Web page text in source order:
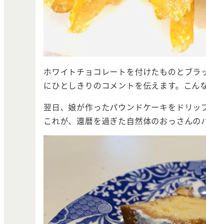
ホワイトチョコレートを付けたものとブ
にひとしきりのコメントを伝えます。こん
翌日、娘が作ったパウンドケーキをドリ
これが、還暦を過ぎた自然体のおっさんの